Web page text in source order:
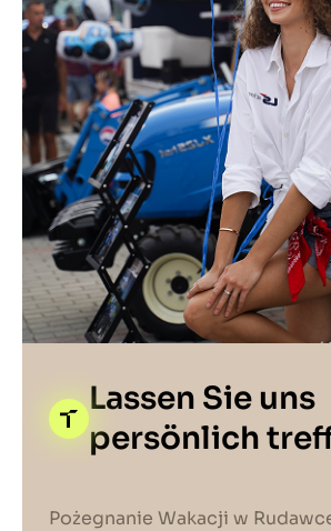
Lassen Sie uns
persönlich
Pożegnanie Wakacji w